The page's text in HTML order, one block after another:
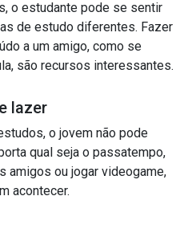
o estudante pode se sentir
de estudo diferentes. Fazer
a um amigo, como se
são recursos interessantes.
lazer
o jovem não pode
qual seja o passatempo,
amigos ou jogar videogame,
acontecer.